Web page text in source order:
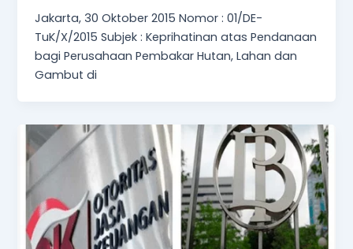
Jakarta, 30 Oktober 2015 Nomor : 01/DE-
TuK/X/2015 Subjek : Keprihatinan atas Pendanaan
bagi Perusahaan Pembakar Hutan, Lahan dan
Gambut di